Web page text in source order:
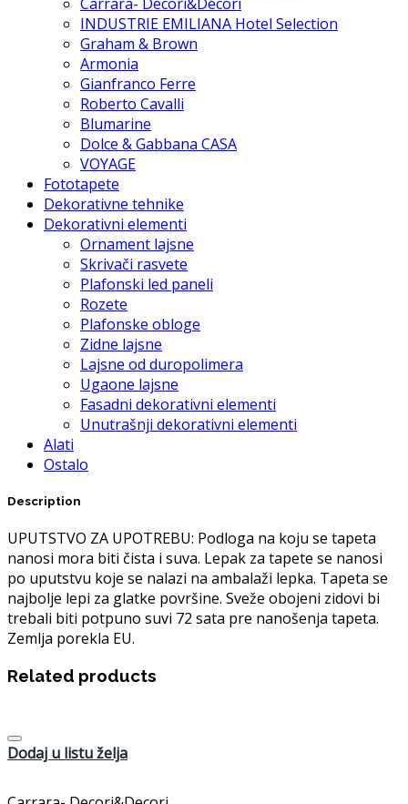
INDUSTRIE EMILIANA Hotel Selection
Graham & Brown
Armonia
Gianfranco Ferre
Roberto Cavalli
Blumarine
Dolce & Gabbana CASA
VOYAGE
Fototapete
Dekorativne tehnike
Dekorativni elementi
Ornament lajsne
Skrivači rasvete
Plafonski led paneli
Rozete
Plafonske obloge
Zidne lajsne
Lajsne od duropolimera
Ugaone lajsne
Fasadni dekorativni elementi
Unutrašnji dekorativni elementi
Alati
Ostalo
Description
UPUTSTVO ZA UPOTREBU: Podloga na koju se tapeta
nanosi mora biti čista i suva. Lepak za tapete se nanosi
po uputstvu koje se nalazi na ambalaži lepka. Tapeta se
najbolje lepi za glatke površine. Sveže obojeni zidovi bi
trebali biti potpuno suvi 72 sata pre nanošenja tapeta.
Zemlja porekla EU.
Related products
Dodaj u listu želja